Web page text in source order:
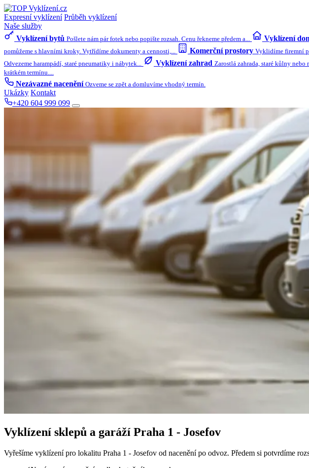
Expresní vyklízení Průběh vyklízení
Naše služby
Vyklízení bytů Pošlete nám pár fotek nebo popište rozsah. Cenu řekneme předem a... Vyklízení
pomůžeme s hlavními kroky. Vytřídíme dokumenty a cennosti,...
Komerční prostory Vyklidíme firemní
Odvezeme harampádí, staré pneumatiky i nábytek...
Vyklízení zahrad Zarostlá zahrada, staré kůlny nebo
krátkém termínu....
Nezávazné nacenění Ozveme se zpět a domluvíme vhodný termín.
Ukázky Kontakt
+420 604 999 099
Vyklízení sklepů a garáží Praha 1 - Josefov
Vyřešíme vyklízení pro lokalitu Praha 1 - Josefov od nacenění po odvoz. Předem si potvrdíme